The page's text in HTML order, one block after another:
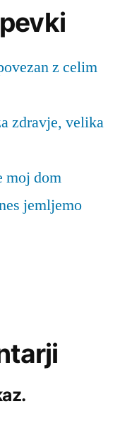
z celim
zdravje, velika
moj dom
jemljemo